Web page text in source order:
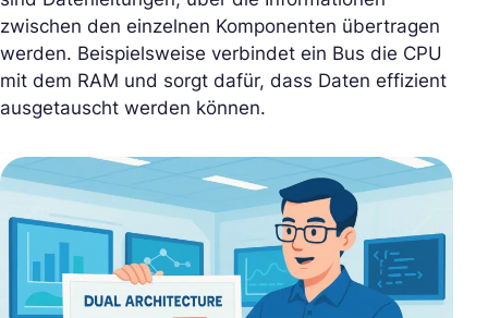
zwischen den einzelnen Komponenten übertragen
werden. Beispielsweise verbindet ein Bus die CPU
mit dem RAM und sorgt dafür, dass Daten effizient
ausgetauscht werden können.